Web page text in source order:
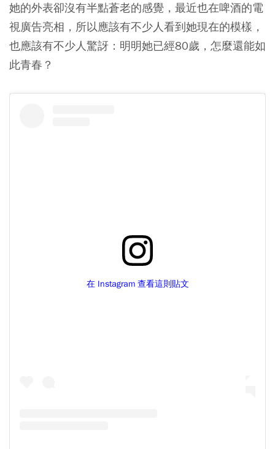
她的外表卻沒有半點蒼老的感覺，最近也在啤酒的電
視廣告亮相，所以應該有不少人看到她現在的模樣，
也應該有不少人驚訝：明明她已經80歲，怎麼還能如
此青春？
在 Instagram 查看這則貼文